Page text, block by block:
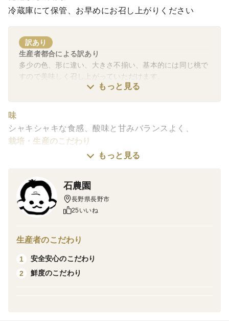
冷蔵庫にて保管、お早めにお召し上がりください
訳あり
生産者都合による訳あり
多少の色、形に違い、大きさ不揃い、基本的には同じ桃で
すので美味しく召し上がっていただけます。
もっと見る
味
シャキシャキな食感、酸味と甘みバランスよく、
栽培・生産のこだわり
農薬長野農協指導より1割減、化学肥料、除草剤栽培期
産地の特徴
小布施町は、四方を山と川に囲まれた地域、扇状地の地
桃の名産地
品種の特徴
引き締まっていてサクサクとした歯ごだえ
もっと見る
石農園
長野県長野市
25いいね
生産者のこだわり
1
安全安心のこだわり
2
鮮度のこだわり